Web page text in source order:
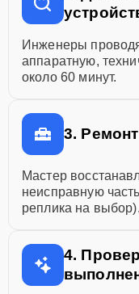
Инженеры
аппаратную,
около 60 минут.
3.
Мастер
неисправную
реплика на выбор).
4.